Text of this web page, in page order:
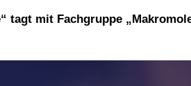
mit Fachgruppe